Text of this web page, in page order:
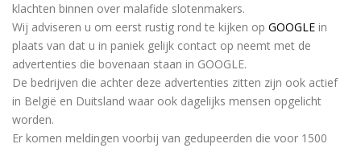
klachten binnen over malafide slotenmakers.
Wij adviseren u om eerst rustig rond te kijken op GOOGLE in
plaats van dat u in paniek gelijk contact op neemt met de
advertenties die bovenaan staan in GOOGLE.
De bedrijven die achter deze advertenties zitten zijn ook actief
in België en Duitsland waar ook dagelijks mensen opgelicht
worden.
Er komen meldingen voorbij van gedupeerden die voor 1500